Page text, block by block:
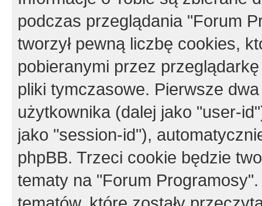
podczas przeglądania "Forum
tworzył pewną liczbę cookies,
pobieranymi przez
pliki tymczasowe. Pierwsze
użytkownika (dalej jako "user-
jako "session-id"),
phpBB. Trzeci cookie będzie
tematy na "Forum